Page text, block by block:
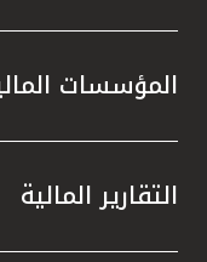
المؤسسات
التقارير المالية